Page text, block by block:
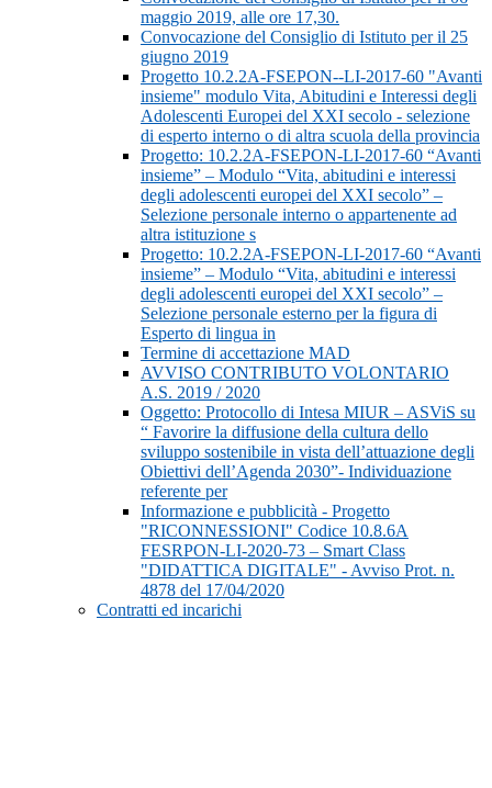
maggio 2019, alle ore 17,30.
Convocazione del Consiglio di Istituto per il 25
giugno 2019
Progetto 10.2.2A-FSEPON--LI-2017-60 "Avanti
insieme" modulo Vita, Abitudini e Interessi degli
Adolescenti Europei del XXI secolo - selezione
di esperto interno o di altra scuola della provincia
Progetto: 10.2.2A-FSEPON-LI-2017-60 “Avanti
insieme” – Modulo “Vita, abitudini e interessi
degli adolescenti europei del XXI secolo” –
Selezione personale interno o appartenente ad
altra istituzione s
Progetto: 10.2.2A-FSEPON-LI-2017-60 “Avanti
insieme” – Modulo “Vita, abitudini e interessi
degli adolescenti europei del XXI secolo” –
Selezione personale esterno per la figura di
Esperto di lingua in
Termine di accettazione MAD
AVVISO CONTRIBUTO VOLONTARIO
A.S. 2019 / 2020
Oggetto: Protocollo di Intesa MIUR – ASViS su
“ Favorire la diffusione della cultura dello
sviluppo sostenibile in vista dell’attuazione degli
Obiettivi dell’Agenda 2030”- Individuazione
referente per
Informazione e pubblicità - Progetto
"RICONNESSIONI" Codice 10.8.6A
FESRPON-LI-2020-73 – Smart Class
"DIDATTICA DIGITALE" - Avviso Prot. n.
4878 del 17/04/2020
Contratti ed incarichi